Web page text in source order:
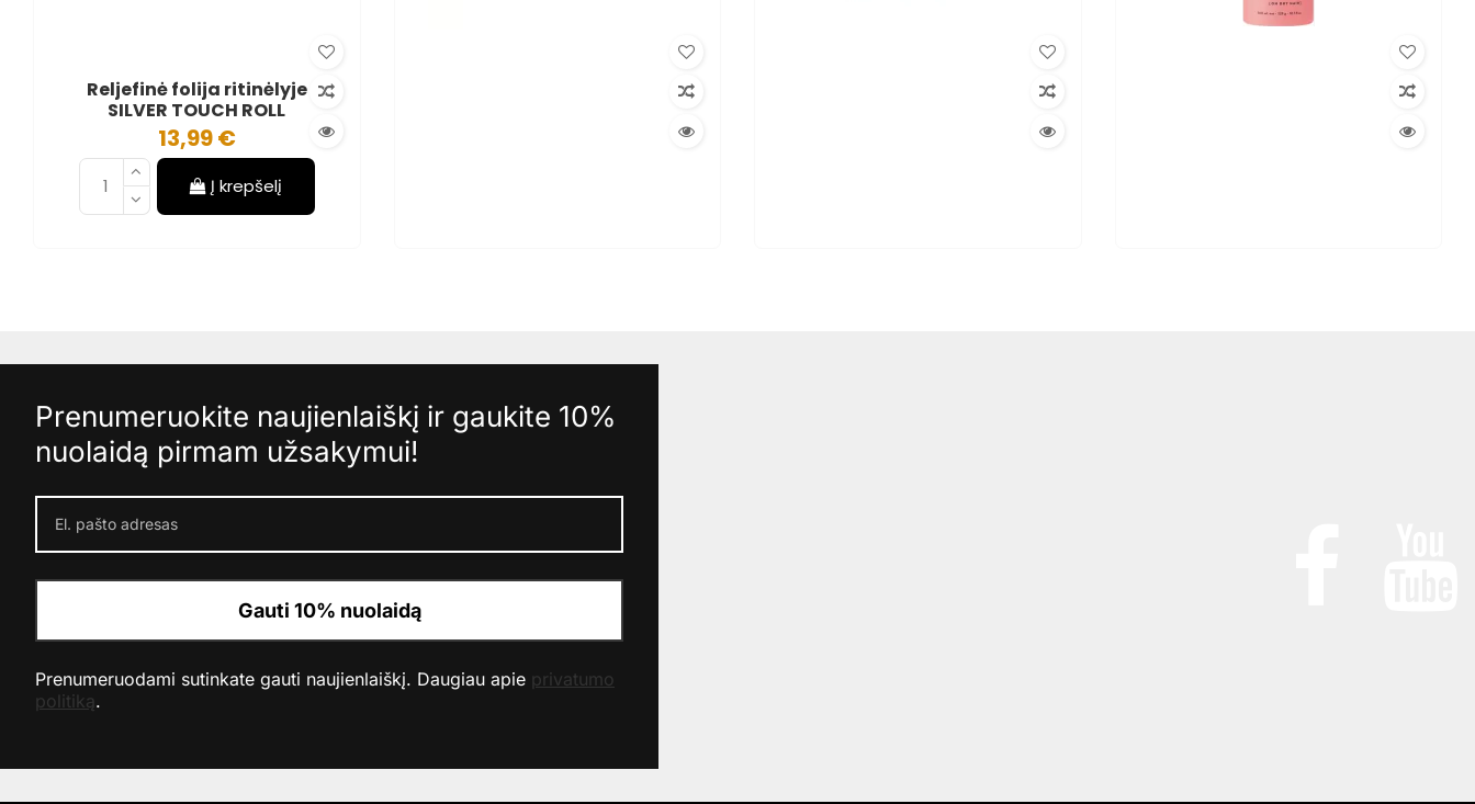
Reljefinė folija ritinėlyje
SILVER TOUCH ROLL
13,99 €
Į krepšelį
Prenumeruokite naujienlaiškį ir gaukite 10%
nuolaidą pirmam užsakymui!
Gauti 10% nuolaidą
Prenumeruodami sutinkate gauti naujienlaiškį. Daugiau apie privatumo
politiką.